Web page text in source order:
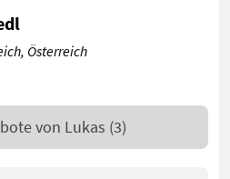
Österreich
von Lukas (3)